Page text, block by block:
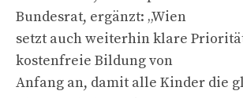
Bundesrat, ergänzt: „Wien
setzt auch weiterhin klare
kostenfreie Bildung von
Anfang an, damit alle Kinder die